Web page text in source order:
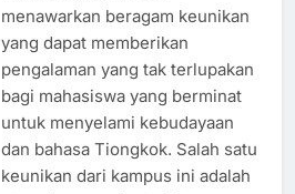
menawarkan beragam keunikan
yang dapat memberikan
pengalaman yang tak terlupakan
bagi mahasiswa yang berminat
untuk menyelami kebudayaan
dan bahasa Tiongkok. Salah satu
keunikan dari kampus ini adalah